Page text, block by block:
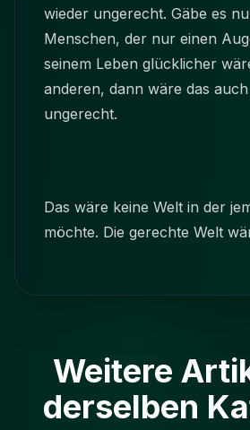
wieder ungerecht. Gäbe es
Menschen, der nur einen
seinem Leben glücklicher
anderen, dann wäre das
ungerecht.
Das wäre keine Welt in der
möchte. Die gerechte Welt
Weitere
derselben